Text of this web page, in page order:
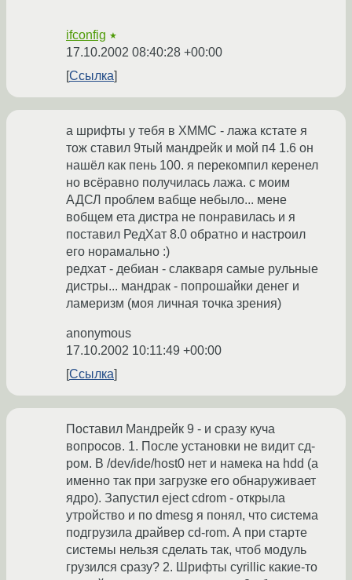
ifconfig ★
17.10.2002 08:40:28 +00:00
Ссылка
а шрифты у тебя в ХММС - лажа кстате я
тож ставил 9тый мандрейк и мой п4 1.6 он
нашёл как пень 100. я перекомпил керенел
но всёравно получилась лажа. с моим
АДСЛ проблем вабще небыло... мене
вобщем ета дистра не понравилась и я
поставил РедХат 8.0 обратно и настроил
его норамально :)
редхат - дебиан - слакваря самые рульные
дистры... мандрак - попрошайки денег и
ламеризм (моя личная точка зрения)
anonymous
17.10.2002 10:11:49 +00:00
Ссылка
Поставил Мандрейк 9 - и сразу куча
вопросов. 1. После установки не видит сд-
ром. В /dev/ide/host0 нет и намека на hdd (а
именно так при загрузке его обнаруживает
ядро). Запустил eject cdrom - открыла
утройство и по dmesg я понял, что система
подгрузила драйвер cd-rom. А при старте
системы нельзя сделать так, чтоб модуль
грузился сразу? 2. Шрифты cyrillic какие-то